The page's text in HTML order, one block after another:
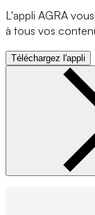
L'appli AGRA
à tous vos
Téléchargez l'appli